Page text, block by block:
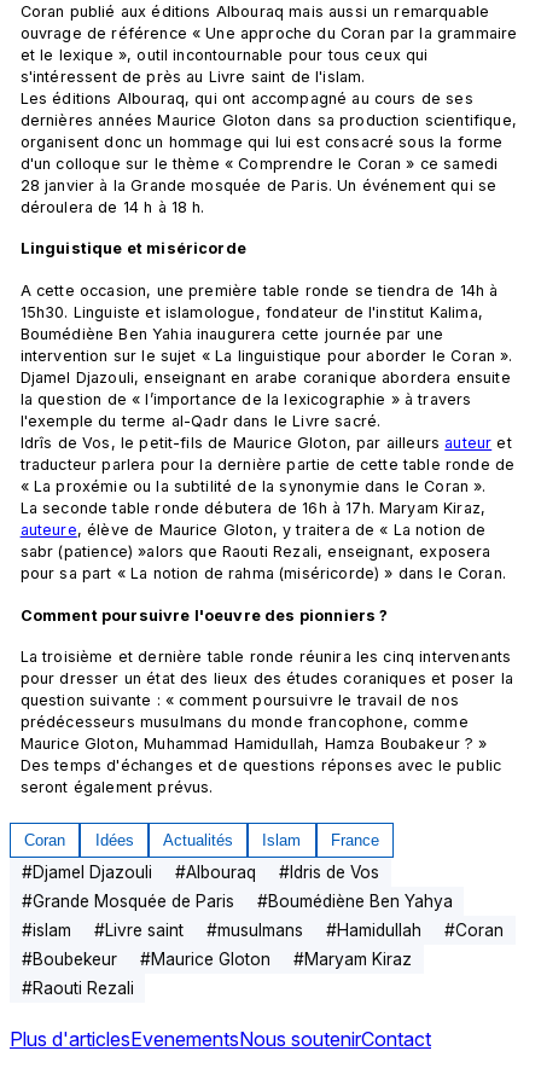
Coran publié aux éditions Albouraq mais aussi un remarquable
ouvrage de référence « Une approche du Coran par la grammaire
et le lexique », outil incontournable pour tous ceux qui
s'intéressent de près au Livre saint de l'islam.
Les éditions Albouraq, qui ont accompagné au cours de ses
dernières années Maurice Gloton dans sa production scientifique,
organisent donc un hommage qui lui est consacré sous la forme
d'un colloque sur le thème « Comprendre le Coran » ce samedi
28 janvier à la Grande mosquée de Paris. Un événement qui se
déroulera de 14 h à 18 h.
Linguistique et miséricorde
A cette occasion, une première table ronde se tiendra de 14h à
15h30. Linguiste et islamologue, fondateur de l'institut Kalima,
Boumédiène Ben Yahia inaugurera cette journée par une
intervention sur le sujet « La linguistique pour aborder le Coran ».
Djamel Djazouli, enseignant en arabe coranique abordera ensuite
la question de « l’importance de la lexicographie » à travers
l'exemple du terme al-Qadr dans le Livre sacré.
Idrîs de Vos, le petit-fils de Maurice Gloton, par ailleurs auteur et
traducteur parlera pour la dernière partie de cette table ronde de
« La proxémie ou la subtilité de la synonymie dans le Coran ».
auteure, élève de Maurice Gloton, y traitera de « La notion de
sabr (patience) »alors que Raouti Rezali, enseignant, exposera
pour sa part « La notion de rahma (miséricorde) » dans le Coran.
Comment poursuivre l'oeuvre des pionniers ?
La troisième et dernière table ronde réunira les cinq intervenants
pour dresser un état des lieux des études coraniques et poser la
question suivante : « comment poursuivre le travail de nos
prédécesseurs musulmans du monde francophone, comme
Maurice Gloton, Muhammad Hamidullah, Hamza Boubakeur ? »
Des temps d'échanges et de questions réponses avec le public
seront également prévus.
Coran Idées Actualités Islam France
#Djamel Djazouli #Albouraq #Idris de Vos
#Grande Mosquée de Paris #Boumédiène Ben Yahya
#islam #Livre saint #musulmans #Hamidullah #Coran
#Boubekeur #Maurice Gloton #Maryam Kiraz
#Raouti Rezali
Plus d'articlesEvenementsNous soutenirContact